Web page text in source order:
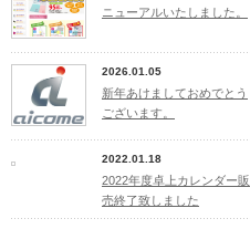
ニューアルいたしました。
2026.01.05
新年あけましておめでとう
ございます。
2022.01.18
2022年度卓上カレンダー販
売終了致しました